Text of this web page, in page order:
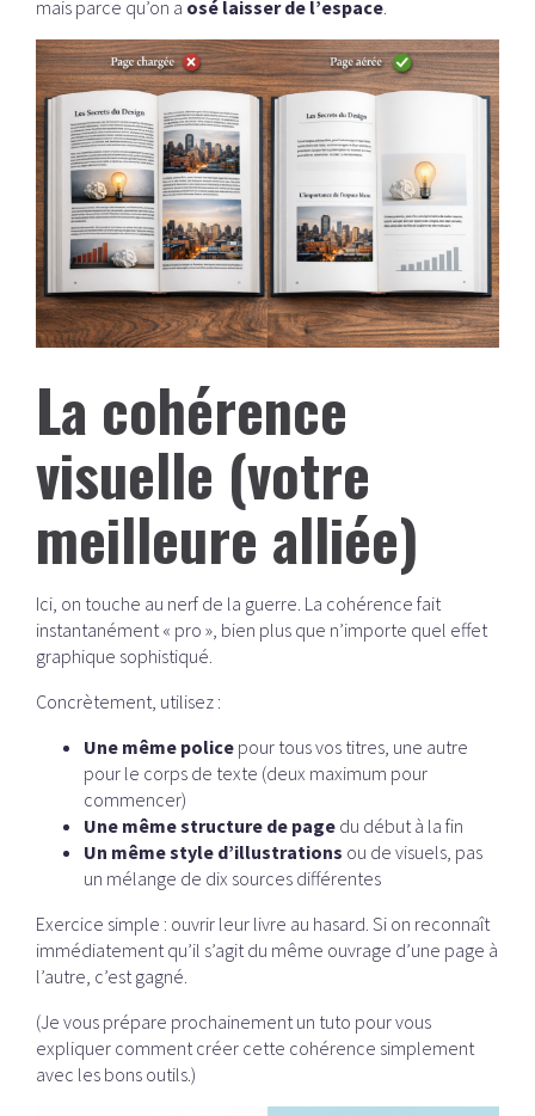
mais parce qu’on a osé laisser de l’espace
La cohérence
visuelle (votre
meilleure alliée)
Ici, on touche au nerf de la guerre. La cohérence fait
instantanément « pro », bien plus que n’importe quel effet
graphique sophistiqué.
Concrètement, utilisez :
Une même police pour tous vos titres, une autre
pour le corps de texte (deux maximum pour
commencer)
Une même structure de page du début à la fin
Un même style d’illustrations ou de visuels, pas
un mélange de dix sources différentes
Exercice simple : ouvrir leur livre au hasard. Si on reconnaît
immédiatement qu’il s’agit du même ouvrage d’une page à
l’autre, c’est gagné.
(Je vous prépare prochainement un tuto pour vous
expliquer comment créer cette cohérence simplement
avec les bons outils.)